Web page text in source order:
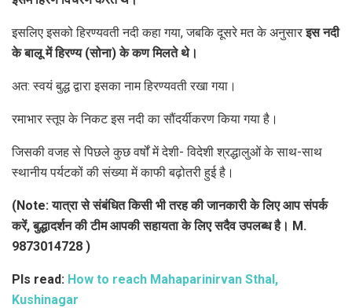
इसलिए इसको हिरण्यवती नदी कहा गया, जबकि दूसरे मत के अनुसारइस नदी
के बालू में हिरण्य (सोना) के कण मिलते थे।
अत: स्वयं बुद्ध द्वारा इसका नाम हिरण्यवती रखा गया।
रमाभार स्तूप के निकट इस नदी का सौंदर्यीकरण किया गया है।
जिसकी वजह से पिछले कुछ वर्षों में देशी- विदेशी श्रद्धालुओं के साथ-साथ
स्थानीय पर्यटकों की संख्या में काफी बढ़ोतरी हुई है।
(Note: यात्रा से संबंधित किसी भी तरह की जानकारी के लिए आप संपर्क
करें, बुद्धादर्शन की टीम आपकी सहायता के लिए सदैव उपलब्ध है। M.
9873014728 )
Pls read: How to reach Mahaparinirvan Sthal,
Kushinagar